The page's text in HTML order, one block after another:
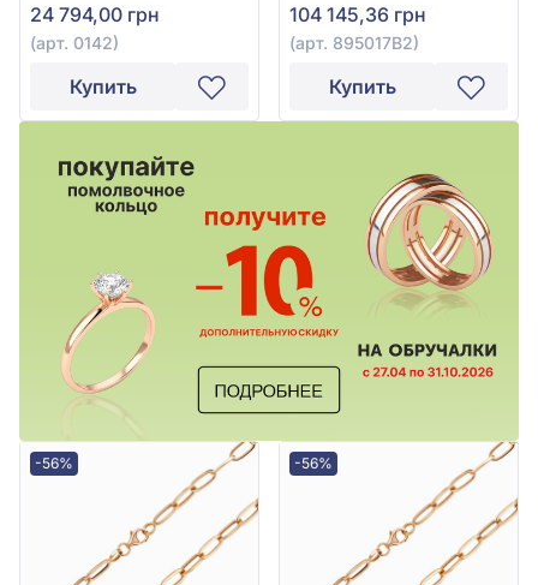
24 794,00 грн
(арт. 0142)
Купить
104 145,36 грн
(арт. 895017В2)
Купить
-56% -56%